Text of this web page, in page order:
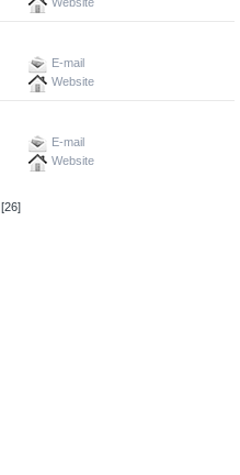
Website
E-mail
Website
E-mail
Website
[26]